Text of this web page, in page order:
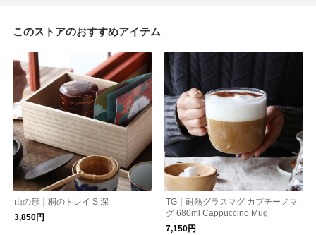
このストアのおすすめアイテム
山の形｜桐のトレイ S 深
3,850円
TG｜耐熱グラスマグ カプチーノマ
グ 680ml Cappuccino Mug
7,150円